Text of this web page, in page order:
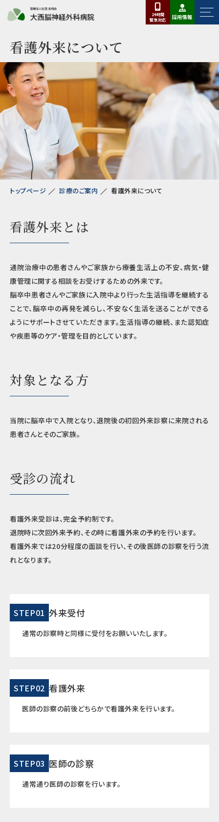
24時間
緊急対応 採用情報
看護外来について
トップページ 診療のご案内 看護外来について
看護外来とは
通院治療中の患者さんやご家族から療養生活上の不安、病気・健
康管理に関する相談をお受けするための外来です。
脳卒中患者さんやご家族に入院中より行った生活指導を継続する
ことで、脳卒中の再発を減らし、不安なく生活を送ることができる
ようにサポートさせていただきます。生活指導の継続、また認知症
や疾患等のケア・管理を目的としています。
対象となる方
当院に脳卒中で入院となり、退院後の初回外来診察に来院される
患者さんとそのご家族。
受診の流れ
看護外来受診は、完全予約制です。
退院時に次回外来予約、その時に看護外来の予約を行います。
看護外来では20分程度の面談を行い、その後医師の診察を行う流
れとなります。
STEP01 外来受付
通常の診察時と同様に受付をお願いいたします。
STEP02 看護外来
医師の診察の前後どちらかで看護外来を行います。
STEP03 医師の診察
通常通り医師の診察を行います。